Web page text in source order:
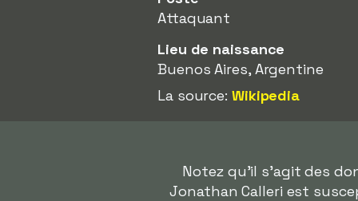
Attaquant
Lieu de naissance
Buenos Aires, Argentine
La source: Wikipedia
Notez qu'il s'agit des
Jonathan Calleri est